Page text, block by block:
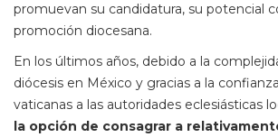
promuevan su candidatura, su potencial
promoción diocesana.
En los últimos años, debido a la
diócesis en México y gracias a la
vaticanas a las autoridades eclesiásticas
la opción de consagrar a